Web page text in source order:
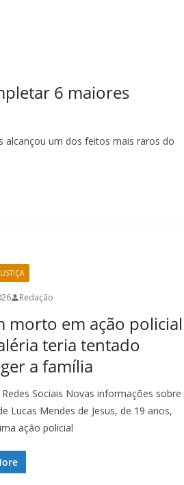
6 maiores
alcançou um dos feitos mais raros do
Redação
morto em ação policial
teria tentado
a família
Sociais Novas informações sobre
Lucas Mendes de Jesus, de 19 anos,
ação policial